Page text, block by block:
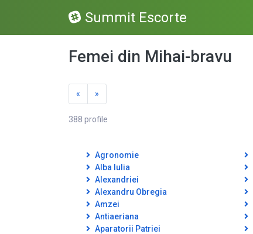
Summit Escorte
Femei din Mihai-bravu
« »
388 profile
Agronomie
Alba Iulia
Alexandriei
Alexandru Obregia
Amzei
Antiaeriana
Aparatorii Patriei